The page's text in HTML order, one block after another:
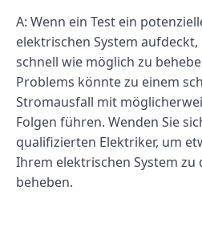
A: Wenn ein Test ein
elektrischen System
schnell wie möglich zu
Problems könnte zu einem
Stromausfall mit
Folgen führen. Wenden Sie
qualifizierten Elektriker, um
Ihrem elektrischen System
beheben.